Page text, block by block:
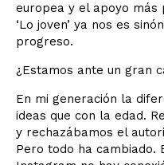
europea y el apoyo más
‘Lo joven’ ya nos es
progreso.
¿Estamos ante un gran
En mi generación la
ideas que con la edad.
y rechazábamos el
Pero todo ha cambiado.